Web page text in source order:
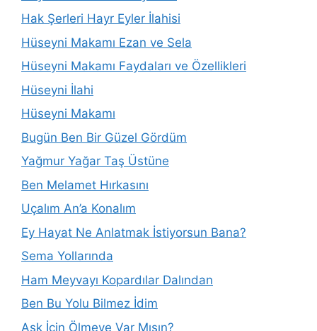
Hak Şerleri Hayr Eyler İlahisi
Hüseyni Makamı Ezan ve Sela
Hüseyni Makamı Faydaları ve Özellikleri
Hüseyni İlahi
Hüseyni Makamı
Bugün Ben Bir Güzel Gördüm
Yağmur Yağar Taş Üstüne
Ben Melamet Hırkasını
Uçalım An’a Konalım
Ey Hayat Ne Anlatmak İstiyorsun Bana?
Sema Yollarında
Ham Meyvayı Kopardılar Dalından
Ben Bu Yolu Bilmez İdim
Aşk İçin Ölmeye Var Mısın?